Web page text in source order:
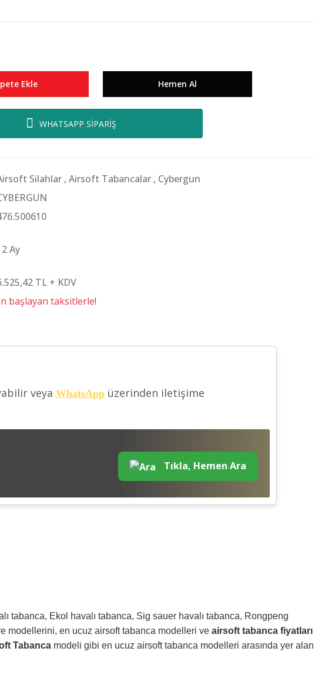
Ekle Hemen Al
WHATSAPP SİPARİŞ
Silahlar , Airsoft Tabancalar , Cybergun
Ay
TL + KDV
başlayan taksitlerle!
veya WhatsAppüzerinden iletişime
Tıkla, Hemen Ara
tabanca, Ekol havalı tabanca, Sig sauer havalı tabanca, Rongpeng
modellerini, en ucuz airsoft tabanca modelleri ve airsoft tabanca fiyatları
Tabanca modeli gibi en ucuz airsoft tabanca modelleri arasında yer alan